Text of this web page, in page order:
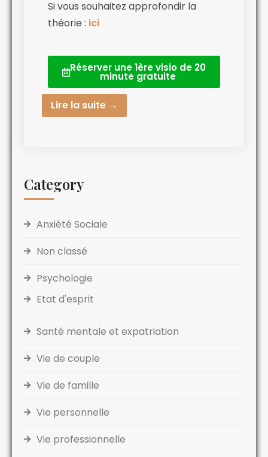
Si vous souhaitez approfondir la
théorie : ici
Réserver une 1ère visio de 20
minute gratuite
Lire la suite →
Category
Anxiété Sociale
Non classé
Psychologie
Etat d'esprit
Santé mentale et expatriation
Vie de couple
Vie de famille
Vie personnelle
Vie professionnelle